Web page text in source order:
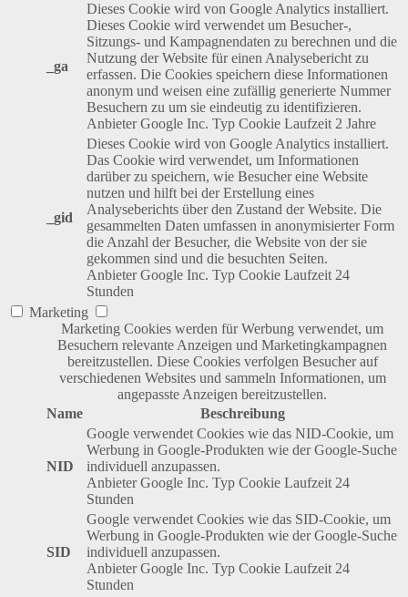
_ga
Dieses Cookie wird von Google Analytics installiert.
Dieses Cookie wird verwendet um Besucher-,
Sitzungs- und Kampagnendaten zu berechnen und die
Nutzung der Website für einen Analysebericht zu
erfassen. Die Cookies speichern diese Informationen
anonym und weisen eine zufällig generierte Nummer
Besuchern zu um sie eindeutig zu identifizieren.
Anbieter Google Inc. Typ Cookie Laufzeit 2 Jahre
_gid
Dieses Cookie wird von Google Analytics installiert.
Das Cookie wird verwendet, um Informationen
darüber zu speichern, wie Besucher eine Website
nutzen und hilft bei der Erstellung eines
Analyseberichts über den Zustand der Website. Die
gesammelten Daten umfassen in anonymisierter Form
die Anzahl der Besucher, die Website von der sie
gekommen sind und die besuchten Seiten.
Anbieter Google Inc. Typ Cookie Laufzeit 24
Stunden
Marketing
Marketing Cookies werden für Werbung verwendet, um
Besuchern relevante Anzeigen und Marketingkampagnen
bereitzustellen. Diese Cookies verfolgen Besucher auf
verschiedenen Websites und sammeln Informationen, um
angepasste Anzeigen bereitzustellen.
Name
Beschreibung
NID
Google verwendet Cookies wie das NID-Cookie, um
Werbung in Google-Produkten wie der Google-Suche
individuell anzupassen.
Anbieter Google Inc. Typ Cookie Laufzeit 24
Stunden
SID
Google verwendet Cookies wie das SID-Cookie, um
Werbung in Google-Produkten wie der Google-Suche
individuell anzupassen.
Anbieter Google Inc. Typ Cookie Laufzeit 24
Stunden